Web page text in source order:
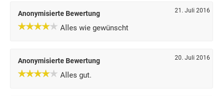
Anonymisierte Bewertung 21. Juli 2016
Alles wie gewünscht
Anonymisierte Bewertung 20. Juli 2016
Alles gut.